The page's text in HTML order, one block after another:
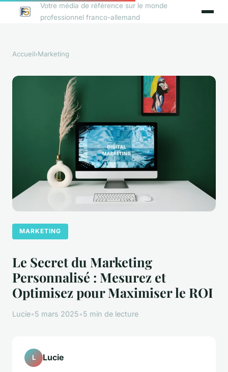
Votre média de référence sur le monde
professionnel franco-allemand
Accueil›Marketing
MARKETING
Le Secret du Marketing
Personnalisé : Mesurez et
Optimisez pour Maximiser le ROI
Lucie•5 mars 2025•5 min de lecture
L Lucie